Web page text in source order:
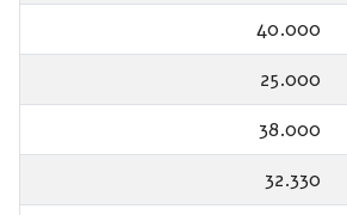
40.000
25.000
38.000
32.330